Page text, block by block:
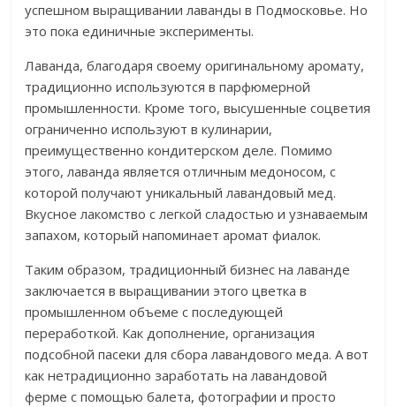
успешном выращивании лаванды в Подмосковье. Но
это пока единичные эксперименты.
Лаванда, благодаря своему оригинальному аромату,
традиционно используются в парфюмерной
промышленности. Кроме того, высушенные соцветия
ограниченно используют в кулинарии,
преимущественно кондитерском деле. Помимо
этого, лаванда является отличным медоносом, с
которой получают уникальный лавандовый мед.
Вкусное лакомство с легкой сладостью и узнаваемым
запахом, который напоминает аромат фиалок.
Таким образом, традиционный бизнес на лаванде
заключается в выращивании этого цветка в
промышленном объеме с последующей
переработкой. Как дополнение, организация
подсобной пасеки для сбора лавандового меда. А вот
как нетрадиционно заработать на лавандовой
ферме с помощью балета, фотографии и просто